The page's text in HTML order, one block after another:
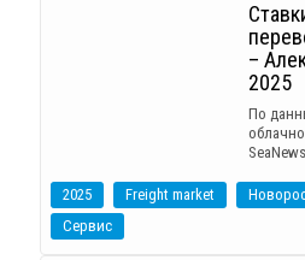
–
2025
По
2025 Freight market
Сервис